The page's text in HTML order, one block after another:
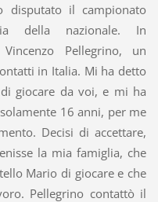
disputato il campionato
della nazionale. In
Pellegrino, un
in Italia. Mi ha detto
giocare da voi, e mi ha
16 anni, per me
Decisi di accettare,
la mia famiglia, che
Mario di giocare e che
Pellegrino contattò il